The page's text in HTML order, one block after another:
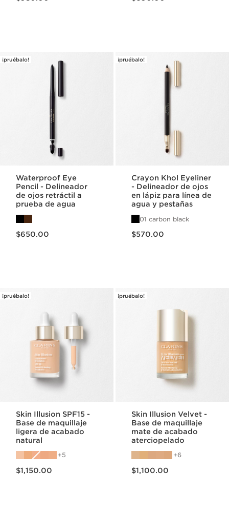
¡pruébalo!
Waterproof Eye
Pencil - Delineador
de ojos retráctil a
prueba de agua
$650.00
¡pruébalo!
Crayon Khol Eyeliner
- Delineador de ojos
en lápiz para línea de
agua y pestañas
01 carbon black
$570.00
¡pruébalo!
Skin Illusion SPF15 -
Base de maquillaje
ligera de acabado
natural
5
$1,150.00
¡pruébalo!
Skin Illusion Velvet -
Base de maquillaje
mate de acabado
aterciopelado
6
$1,100.00